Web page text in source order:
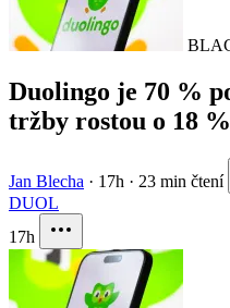
Duolingo je 70 %
tržby rostou o 18
Jan Blecha · 17h · 23 min čtení
DUOL
17h